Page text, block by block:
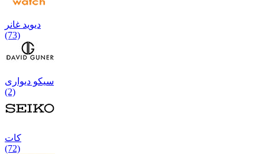
دیوید غانر
(73)
سیکو دیواری
(2)
كات
(72)